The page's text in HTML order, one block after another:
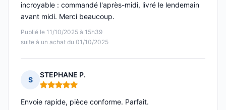
Publié le 11/10/2025 à 15h39
suite à un achat du 01/10/2025
incroyable : commandé l'après-midi, livré le lendemain
avant midi. Merci beaucoup.
S
STEPHANE P.
Note : 5 sur 5
Envoie rapide, pièce conforme. Parfait.